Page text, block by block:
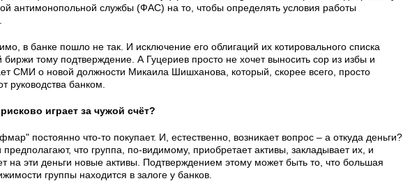
антимонопольной службы (ФАС) на то, чтобы определять условия работы
в банке пошло не так. И исключение его облигаций их котировального списка
биржи тому подтверждение. А Гуцериев просто не хочет выносить сор из избы и
СМИ о новой должности Микаила Шишханова, который, скорее всего, просто
руководства банком.
играет за чужой счёт?
постоянно что-то покупает. И, естественно, возникает вопрос – а откуда деньги?
что группа, по-видимому, приобретает активы, закладывает их, и
на эти деньги новые активы. Подтверждением этому может быть то, что большая
группы находится в залоге у банков.